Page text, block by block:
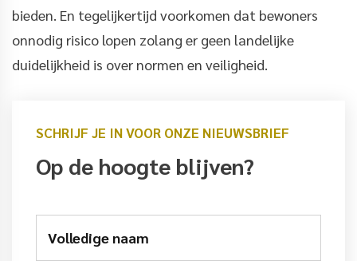
bieden. En tegelijkertijd voorkomen dat bewoners
onnodig risico lopen zolang er geen landelijke
duidelijkheid is over normen en veiligheid.
SCHRIJF JE IN VOOR ONZE NIEUWSBRIEF
Op de hoogte blijven?
Volledige naam